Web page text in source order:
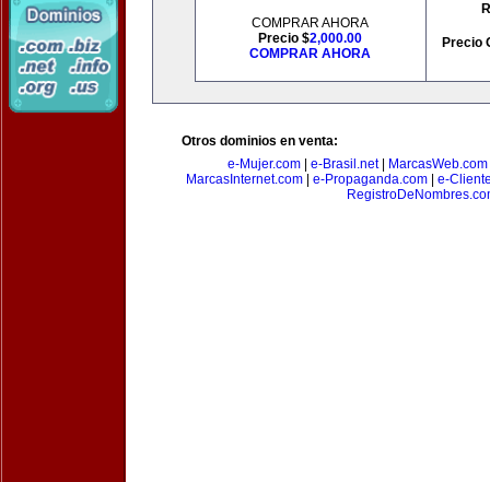
COMPRAR AHORA
Precio $2,000.00
COMPRAR AHORA
Precio
Otros dominios en venta:
e-Mujer.com| e-Brasil.net| MarcasWeb.com
MarcasInternet.com| e-Propaganda.com| e-